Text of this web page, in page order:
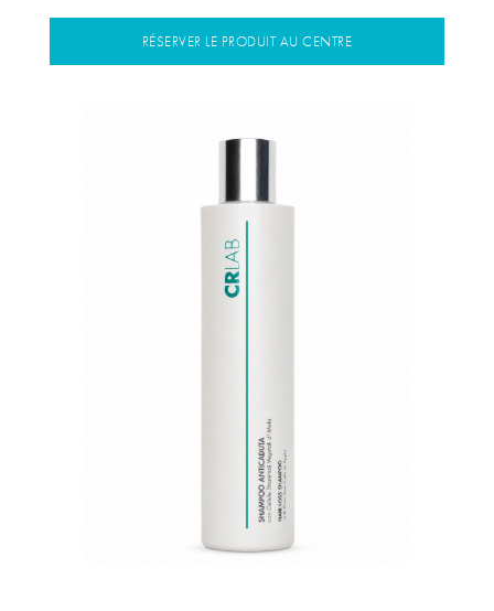
RÉSERVER LE PRODUIT AU CENTRE